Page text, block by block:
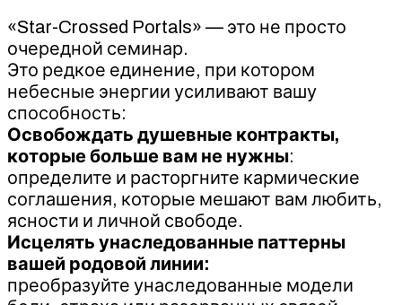
«Star-Crossed Portals» — это не просто
очередной семинар.
Это редкое единение, при котором
небесные энергии усиливают вашу
способность:
Освобождать душевные контракты,
которые больше вам не нужны:
определите и расторгните кармические
соглашения, которые мешают вам любить,
ясности и личной свободе.
Исцелять унаследованные паттерны
вашей родовой линии:
преобразуйте унаследованные модели